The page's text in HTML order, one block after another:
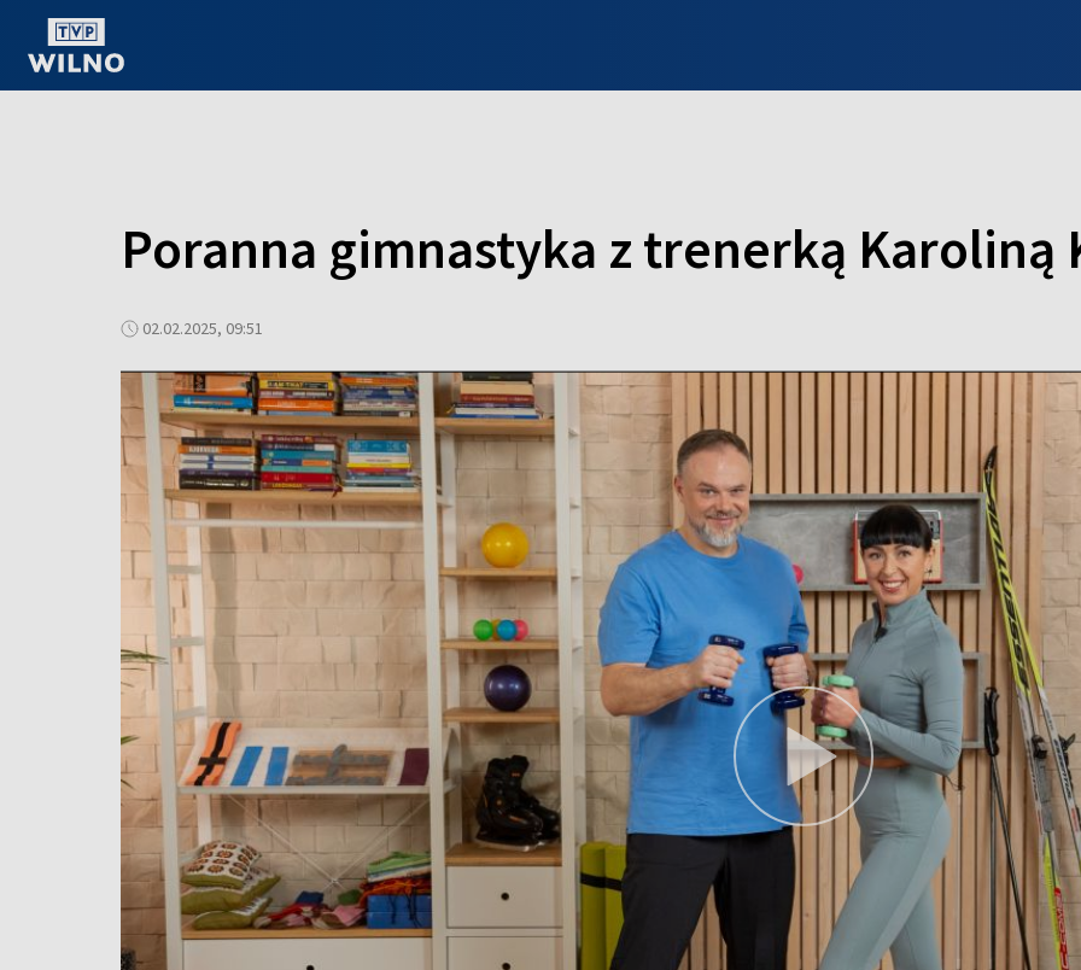
Poranna gimnastyka z trenerką Karoliną
02.02.2025, 09:51